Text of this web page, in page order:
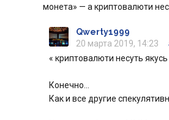
монета» — а криптовалюти
Qwerty1999
20 марта 2019, 14:23
« криптовалюти несуть якусь
Конечно…
Как и все другие